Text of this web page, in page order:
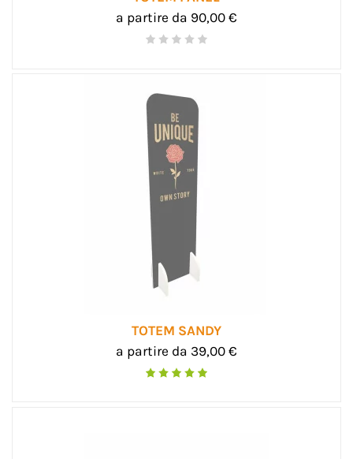
a partire da 90,00 €
TOTEM SANDY
a partire da 39,00 €